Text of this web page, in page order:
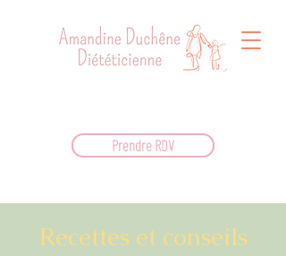
Prendre RDV
Recettes et conseils